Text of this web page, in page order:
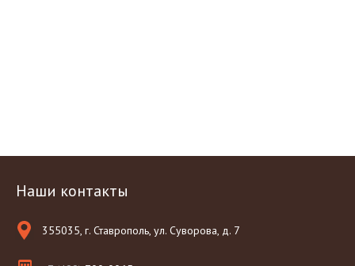
Наши контакты
355035, г. Ставрополь, ул. Суворова, д. 7